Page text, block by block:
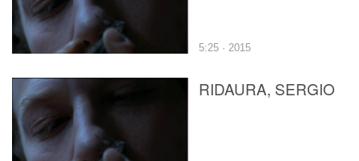
5:25 · 2015
RIDAURA, SERGIO